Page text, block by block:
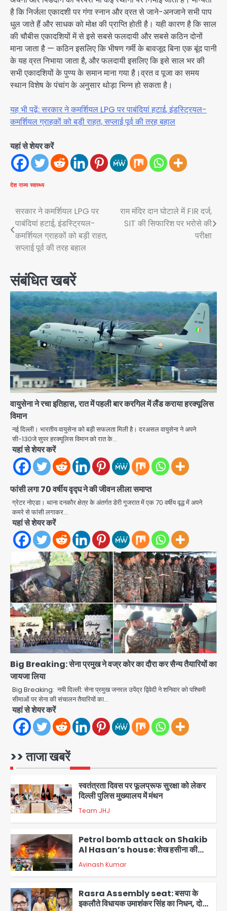
है कि निर्जला एकादशी पर गंगा स्नान और व्रत से जाने-अनजाने सभी पाप
धुल जाते हैं और साधक को मोक्ष की प्राप्ति होती है। यही कारण है कि साल
की चौबीस एकादशियों में से इसे सबसे फलदायी और सबसे कठिन दोनों
माना जाता है — कठिन इसलिए कि भीषण गर्मी के बावजूद बिना एक बूंद पानी
के यह व्रत निभाया जाता है, और फलदायी इसलिए कि इसे साल भर की
सभी एकादशियों के पुण्य के समान माना गया है।व्रत व पूजा का समय
स्थान विशेष के पंचांग के अनुसार थोड़ा भिन्न हो सकता है।
यह भी पढ़ें: सरकार ने कमर्शियल LPG पर पाबंदियां हटाई, इंडस्ट्रियल-
कमर्शियल ग्राहकों को बड़ी राहत, सप्लाई पूर्व की तरह बहाल
यहां से शेयर करें
देश राज्य स्वास्थ्य
Post
navigation
सरकार ने कमर्शियल LPG पर
पाबंदियां हटाई, इंडस्ट्रियल-
कमर्शियल ग्राहकों को बड़ी राहत,
सप्लाई पूर्व की तरह बहाल
राम मंदिर दान घोटाले में FIR दर्ज,
SIT की सिफारिश पर भरोसे की
परीक्षा
संबंधित खबरें
वायुसेना ने रचा इतिहास, रात में पहली बार करगिल में लैंड कराया हरक्यूलिस
विमान
नई दिल्ली। भारतीय वायुसेना को बड़ी सफलता मिली है। दरअसल वायुसेना ने अपने
सी-130जे सुपर हरक्यूलिस विमान को रात के…
यहां से शेयर करें
फांसी लगा 70 वर्षीय वृद्घ ने की जीवन लीला समाप्त
ग्रेटर नोएडा। थाना दनकौर क्षेत्र के अंतर्गत डेरी गुजरात में एक 70 वर्षीय वृद्ध में अपने
कमरे से फांसी लगाकर…
यहां से शेयर करें
Big Breaking: सेना प्रमुख ने वज्र कोर का दौरा कर सैन्य तैयारियों का
जायजा लिया
Big Breaking: नयी दिल्ली: सेना प्रमुख जनरल उपेंद्र द्विवेदी ने शनिवार को पश्चिमी
सीमाओं पर सेना की संचालन तैयारियों का…
यहां से शेयर करें
>> ताजा खबरें
2 Team JHJ
3
Petrol bomb attack on Shakib
Al Hasan’s house: शेख हसीना की
वर्चुअल प्रेस कॉन्फ्रेंस में जुड़ने पर भड़का
गुस्सा, शाकिब अल हसन के मगुरा स्थित घर पर
पेट्रोल बम से हमला
Avinash Kumar
4
Rasra Assembly seat: बसपा के
इकलौते विधायक उमाशंकर सिंह का निधन, दो
साल से कैंसर से जूझ रहे थे
Avinash Kumar
5
अपनत्व का सहारा
Team JHJ
1
आॅपरेशन विस्टा 1.0: वीजा शर्तों का उल्लंघन
2
स्वतंत्रता दिवस पर फूलप्रूफ सुरक्षा को लेकर
दिल्ली पुलिस मुख्यालय में मंथन
Team JHJ
3
Petrol bomb attack on Shakib
Al Hasan’s house: शेख हसीना की
वर्चुअल प्रेस कॉन्फ्रेंस में जुड़ने पर भड़का
गुस्सा, शाकिब अल हसन के मगुरा स्थित घर पर
पेट्रोल बम से हमला
Avinash Kumar
Rasra Assembly seat: बसपा के
इकलौते विधायक उमाशंकर सिंह का निधन, दो